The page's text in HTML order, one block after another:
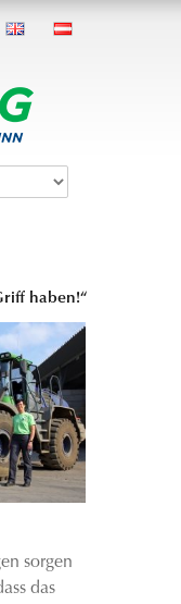
haben!“
sorgen
das